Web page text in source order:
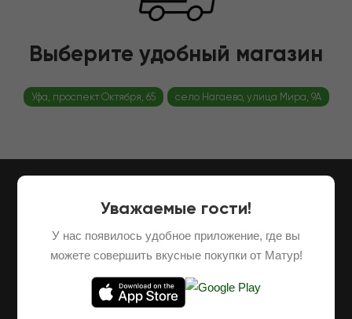
Выберите удобный магазин
Уфа, проспект Октября, 65 село Нагаево, улица Мира, 9А
ОПТОВЫЕ ПОСТАВКИ
НАШИ ФЕРМЕРЫ ВАКАНСИИ
КЛУБНАЯ ПРОГРАММА
Уважаемые гости!
У нас появилось удобное приложение, где вы
можете совершить вкусные покупки от Матур!